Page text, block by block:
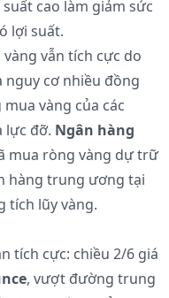
cao làm giảm sức
lợi suất.
vẫn tích cực do
nguy cơ nhiều đồng
vàng của các
lực đỡ. Ngân hàng
mua ròng vàng dự trữ
hàng trung ương tại
tích lũy vàng.
tích cực: chiều 2/6 giá
, vượt đường trung